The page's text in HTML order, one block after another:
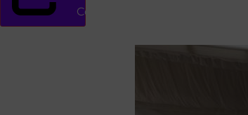
Copiar link